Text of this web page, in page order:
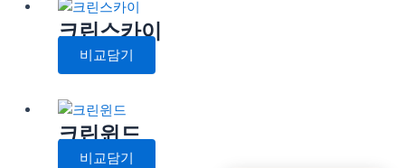
크린스카이
비교담기
크린윈드
비교담기